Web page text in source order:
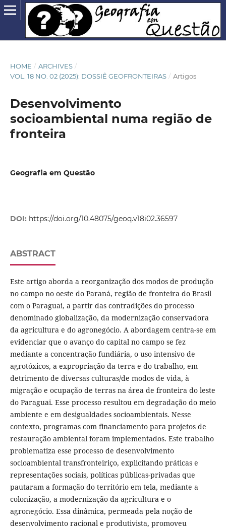
HOME / ARCHIVES /
VOL. 18 NO. 02 (2025): DOSSIÊ GEOFRONTEIRAS / Artigos
Desenvolvimento
socioambiental numa região de
fronteira
Geografia em Questão
DOI: https://doi.org/10.48075/geoq.v18i02.36597
ABSTRACT
Este artigo aborda a reorganização dos modos de produção
no campo no oeste do Paraná, região de fronteira do Brasil
com o Paraguai, a partir das contradições do processo
denominado globalização, da modernização conservadora
da agricultura e do agronegócio. A abordagem centra-se em
evidenciar que o avanço do capital no campo se fez
mediante a concentração fundiária, o uso intensivo de
agrotóxicos, a expropriação da terra e do trabalho, em
detrimento de diversas culturas/de modos de vida, à
migração e ocupação de terras na área de fronteira do leste
do Paraguai. Esse processo resultou em degradação do meio
ambiente e em desigualdades socioambientais. Nesse
contexto, programas com financiamento para projetos de
restauração ambiental foram implementados. Este trabalho
problematiza esse processo de desenvolvimento
socioambiental transfronteiriço, explicitando práticas e
representações sociais, políticas públicas-privadas que
pautaram a formação do território em tela, mediante a
colonização, a modernização da agricultura e o
agronegócio. Essa dinâmica, permeada pela noção de
desenvolvimento racional e produtivista, promoveu